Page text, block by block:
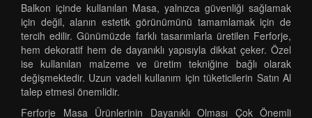
Balkon içinde kullanılan Masa, yalnızca güvenliği sağlamak
için değil, alanın estetik görünümünü tamamlamak için de
tercih edilir. Günümüzde farklı tasarımlarla üretilen Ferforje,
hem dekoratif hem de dayanıklı yapısıyla dikkat çeker. Özel
ise kullanılan malzeme ve üretim tekniğine bağlı olarak
değişmektedir. Uzun vadeli kullanım için tüketicilerin Satın Al
talep etmesi önemlidir.
Ferforje Masa Ürünlerinin Dayanıklı Olması Çok Önemli